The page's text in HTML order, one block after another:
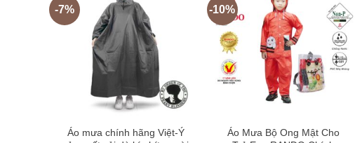
-7%
Áo mưa chính hãng Việt-Ý
-10%
Áo Mưa Bộ Ong Mật Cho